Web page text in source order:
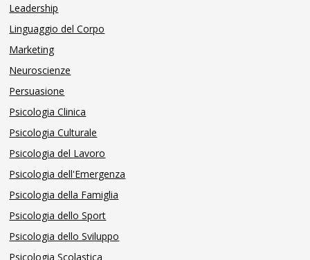
Leadership
Linguaggio del Corpo
Marketing
Neuroscienze
Persuasione
Psicologia Clinica
Psicologia Culturale
Psicologia del Lavoro
Psicologia dell'Emergenza
Psicologia della Famiglia
Psicologia dello Sport
Psicologia dello Sviluppo
Psicologia Scolastica